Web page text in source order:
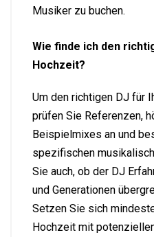
Musiker zu buchen.
Wie finde ich den
Hochzeit?
Um den richtigen DJ für
prüfen Sie Referenzen,
Beispielmixes an und
spezifischen
Sie auch, ob der DJ
und Generationen
Setzen Sie sich
Hochzeit mit